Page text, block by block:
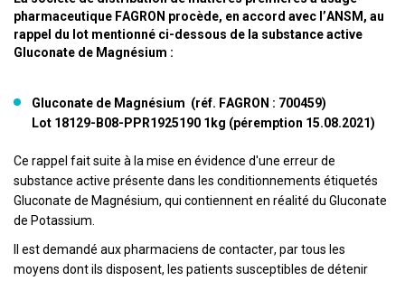
pharmaceutique FAGRON procède, en accord avec l’ANSM, au
rappel du lot mentionné ci-dessous de la substance active
Gluconate de Magnésium :
Gluconate de Magnésium (réf. FAGRON : 700459)
Lot 18129-B08-PPR1925190 1kg (péremption 15.08.2021)
Ce rappel fait suite à la mise en évidence d'une erreur de
substance active présente dans les conditionnements étiquetés
Gluconate de Magnésium, qui contiennent en réalité du Gluconate
de Potassium.
Il est demandé aux pharmaciens de contacter, par tous les
moyens dont ils disposent, les patients susceptibles de détenir